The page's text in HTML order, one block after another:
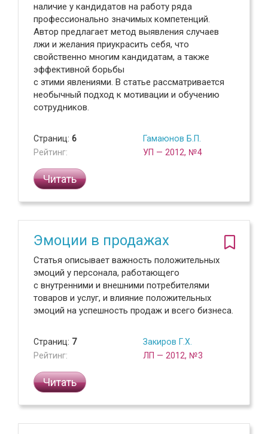
наличие у кандидатов на работу ряда
профессионально значимых компетенций.
Автор предлагает метод выявления случаев
лжи и желания приукрасить себя, что
свойственно многим кандидатам, а также
эффективной борьбы
с этими явлениями. В статье рассматривается
необычный подход к мотивации и обучению
сотрудников.
Страниц: 6
Рейтинг:
Гамаюнов Б.П.
УП — 2012, №4
Читать
Эмоции в продажах
Статья описывает важность положительных
эмоций у персонала, работающего
с внутренними и внешними потребителями
товаров и услуг, и влияние положительных
эмоций на успешность продаж и всего бизнеса.
Страниц: 7
Рейтинг:
Закиров Г.Х.
ЛП — 2012, №3
Читать